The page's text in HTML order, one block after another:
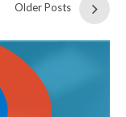
Older Posts